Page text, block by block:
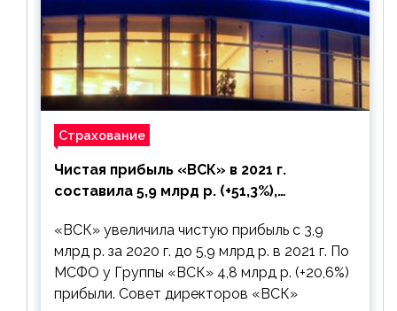
Страхование
Чистая прибыль «ВСК» в 2021 г.
составила 5,9 млрд р. (+51,3%),
выплачивать
«ВСК» увеличила чистую прибыль с 3,9
млрд р. за 2020 г. до 5,9 млрд р. в 2021 г. По
МСФО у Группы «ВСК» 4,8 млрд р. (+20,6%)
прибыли. Совет директоров «ВСК»